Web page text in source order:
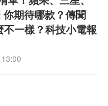
期待哪款？傳聞
一樣？科技小電報